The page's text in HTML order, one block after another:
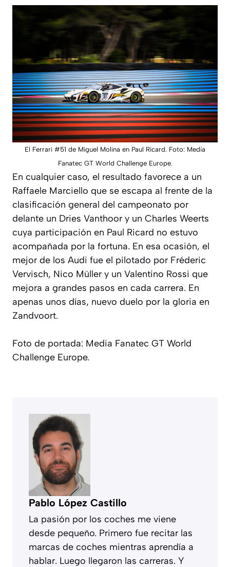
El Ferrari #51 de Miguel Molina en Paul Ricard. Foto: Media
Fanatec GT World Challenge Europe.
En cualquier caso, el resultado favorece a un
Raffaele Marciello que se escapa al frente de la
clasificación general del campeonato por
delante un Dries Vanthoor y un Charles Weerts
cuya participación en Paul Ricard no estuvo
acompañada por la fortuna. En esa ocasión, el
mejor de los Audi fue el pilotado por Fréderic
Vervisch, Nico Müller y un Valentino Rossi que
mejora a grandes pasos en cada carrera. En
apenas unos días, nuevo duelo por la gloria en
Zandvoort.
Foto de portada: Media Fanatec GT World
Challenge Europe.
Pablo López Castillo
La pasión por los coches me viene
desde pequeño. Primero fue recitar las
marcas de coches mientras aprendía a
hablar. Luego llegaron las carreras. Y